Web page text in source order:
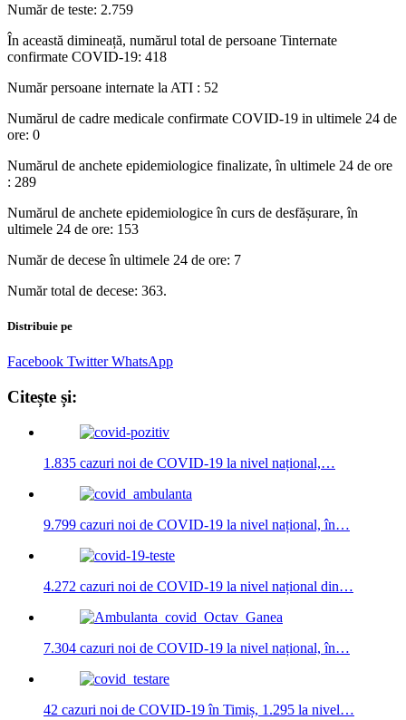
Număr de teste: 2.759
În această dimineață, numărul total de persoane Tinternate
confirmate COVID-19: 418
Număr persoane internate la ATI : 52
Numărul de cadre medicale confirmate COVID-19 in ultimele 24 de
ore: 0
Numărul de anchete epidemiologice finalizate, în ultimele 24 de ore
: 289
Numărul de anchete epidemiologice în curs de desfășurare, în
ultimele 24 de ore: 153
Număr de decese în ultimele 24 de ore: 7
Număr total de decese: 363.
Distribuie pe
Facebook Twitter WhatsApp
Citește și:
1.835 cazuri noi de COVID-19 la nivel național,…
9.799 cazuri noi de COVID-19 la nivel național, în…
4.272 cazuri noi de COVID-19 la nivel național din…
7.304 cazuri noi de COVID-19 la nivel național, în…
42 cazuri noi de COVID-19 în Timiș, 1.295 la nivel…